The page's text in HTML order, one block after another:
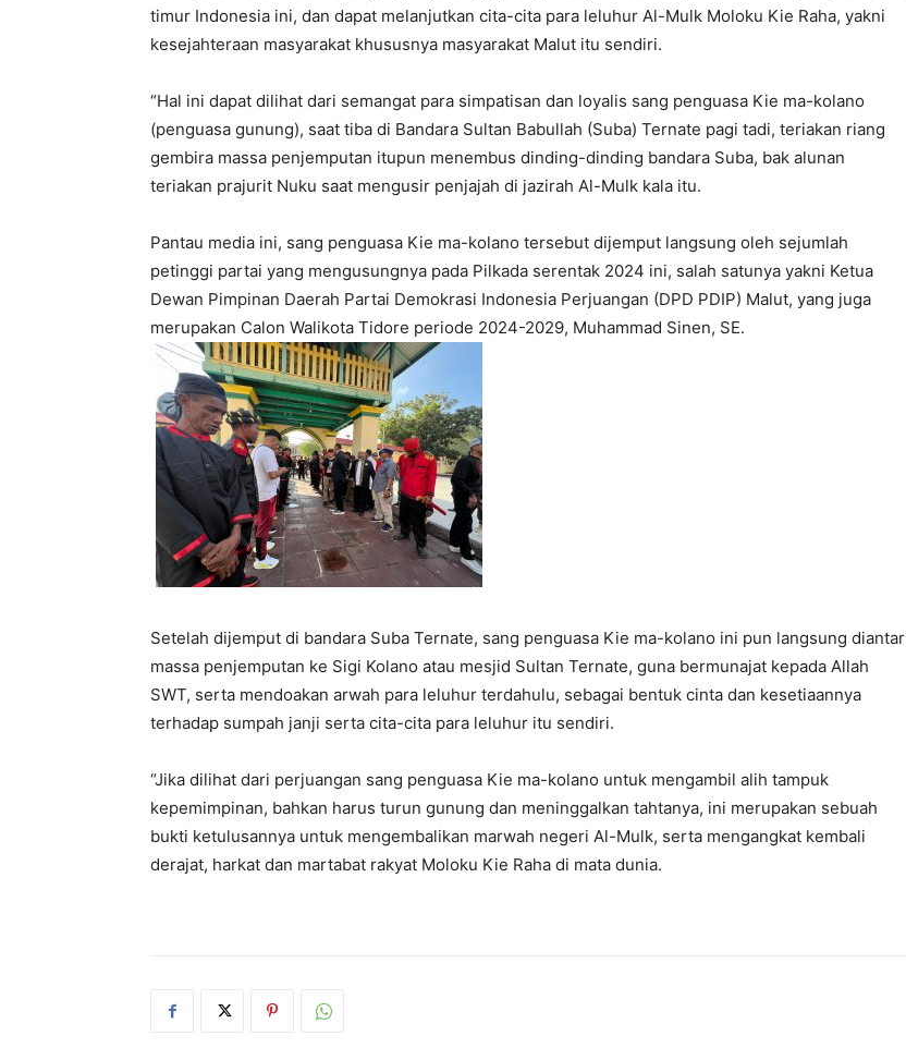
timur Indonesia ini, dan dapat melanjutkan cita-cita para leluhur Al-Mulk Moloku Kie Raha, yakni
kesejahteraan masyarakat khususnya masyarakat Malut itu sendiri.
“Hal ini dapat dilihat dari semangat para simpatisan dan loyalis sang penguasa Kie ma-kolano
(penguasa gunung), saat tiba di Bandara Sultan Babullah (Suba) Ternate pagi tadi, teriakan riang
gembira massa penjemputan itupun menembus dinding-dinding bandara Suba, bak alunan
teriakan prajurit Nuku saat mengusir penjajah di jazirah Al-Mulk kala itu.
Pantau media ini, sang penguasa Kie ma-kolano tersebut dijemput langsung oleh sejumlah
petinggi partai yang mengusungnya pada Pilkada serentak 2024 ini, salah satunya yakni Ketua
Dewan Pimpinan Daerah Partai Demokrasi Indonesia Perjuangan (DPD PDIP) Malut, yang juga
merupakan Calon Walikota Tidore periode 2024-2029, Muhammad Sinen, SE.
Setelah dijemput di bandara Suba Ternate, sang penguasa Kie ma-kolano ini pun langsung diantar
massa penjemputan ke Sigi Kolano atau mesjid Sultan Ternate, guna bermunajat kepada Allah
SWT, serta mendoakan arwah para leluhur terdahulu, sebagai bentuk cinta dan kesetiaannya
terhadap sumpah janji serta cita-cita para leluhur itu sendiri.
“Jika dilihat dari perjuangan sang penguasa Kie ma-kolano untuk mengambil alih tampuk
kepemimpinan, bahkan harus turun gunung dan meninggalkan tahtanya, ini merupakan sebuah
bukti ketulusannya untuk mengembalikan marwah negeri Al-Mulk, serta mengangkat kembali
derajat, harkat dan martabat rakyat Moloku Kie Raha di mata dunia.